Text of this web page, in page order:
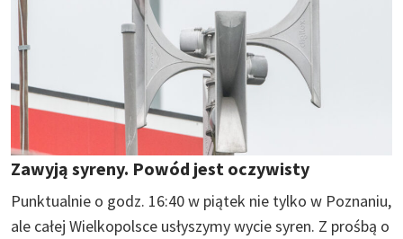
Zawyją syreny. Powód jest oczywisty
Punktualnie o godz. 16:40 w piątek nie tylko w Poznaniu,
ale całej Wielkopolsce usłyszymy wycie syren. Z prośbą o